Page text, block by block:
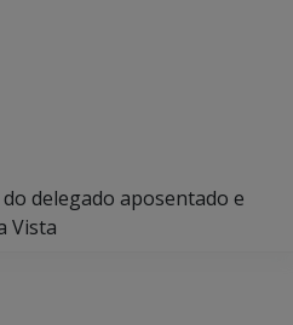
delegado aposentado e
Vista